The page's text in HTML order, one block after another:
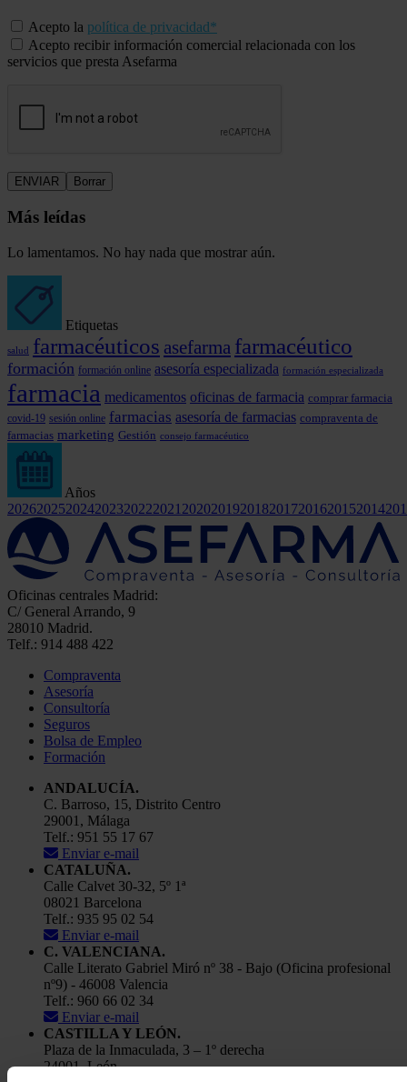
Acepto la política de privacidad*
Acepto recibir información comercial relacionada con los
servicios que presta Asefarma
Más leídas
Lo lamentamos. No hay nada que mostrar aún.
Etiquetas
salud farmacéuticos asefarma farmacéutico
formación formación online asesoría especializada formación especializada
farmacia medicamentos oficinas de farmacia comprar farmacia
covid-19 sesión online farmacias asesoría de farmacias compraventa de
farmacias marketing Gestión consejo farmacéutico
Años
202620252024202320222021 2020201920182017201620152014
Oficinas centrales Madrid:
C/ General Arrando, 9
28010 Madrid.
Telf.: 914 488 422
Compraventa
Asesoría
Consultoría
Seguros
Bolsa de Empleo
Formación
ANDALUCÍA.
C. Barroso, 15, Distrito Centro
29001, Málaga
Telf.: 951 55 17 67
Enviar e-mail
CATALUÑA.
Calle Calvet 30-32, 5º 1ª
08021 Barcelona
Telf.: 935 95 02 54
Enviar e-mail
C. VALENCIANA.
Calle Literato Gabriel Miró nº 38 - Bajo (Oficina profesional
nº9) - 46008 Valencia
Telf.: 960 66 02 34
Enviar e-mail
CASTILLA Y LEÓN.
Plaza de la Inmaculada, 3 – 1º derecha
24001, León